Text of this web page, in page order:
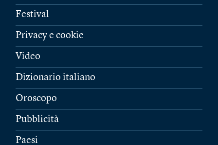
Festival
Privacy e cookie
Video
Dizionario italiano
Oroscopo
Pubblicità
Paesi